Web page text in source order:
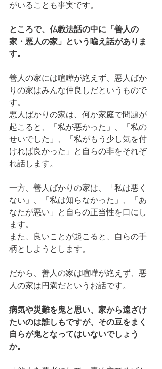
がいることも事実です。
ところで、仏教法話の中に「善人の
家・悪人の家」という喩え話がありま
す。
善人の家には喧嘩が絶えず、悪人ばか
りの家はみんな仲良しだというもので
す。
悪人ばかりの家は、何か家庭で問題が
起こると、「私が悪かった」、「私の
せいでした」、「私がもう少し気を付
ければ良かった」と自らの非をそれぞ
れ話します。
一方、善人ばかりの家は、「私は悪く
ない」、「私は知らなかった」、「あ
なたが悪い」と自らの正当性を口にし
ます。
また、良いことが起こると、自らの手
柄としようとします。
だから、善人の家は喧嘩が絶えず、悪
人の家は円満だというお話です。
病気や災難を鬼と思い、家から遠ざけ
たいのは誰しもですが、その豆をまく
自らが鬼となってはいないでしょう
か。